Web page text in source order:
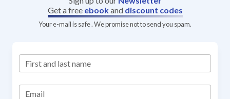
Get a free ebookand discount codes
Your e-mail is safe . We promise not to send you spam.
First and last name
Email